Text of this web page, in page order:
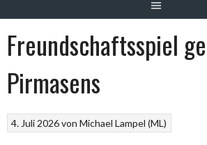
Freundschaftsspiel
Pirmasens
4. Juli 2026vonMichael Lampel (ML)